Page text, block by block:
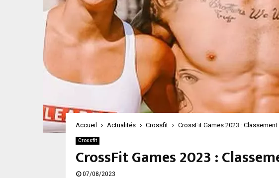
Accueil Actualités Crossfit CrossFit Games 2023 :
Crossfit
CrossFit Games 2023 :
07/08/2023